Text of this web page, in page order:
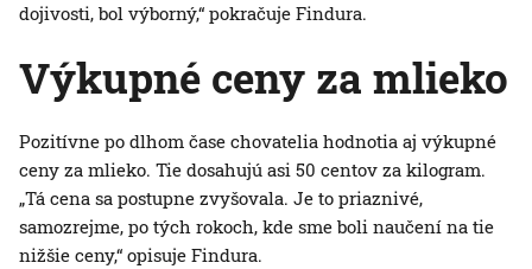
dojivosti, bol výborný,“ pokračuje Findura.
Výkupné ceny za mlieko
Pozitívne po dlhom čase chovatelia hodnotia aj výkupné
ceny za mlieko. Tie dosahujú asi 50 centov za kilogram.
„Tá cena sa postupne zvyšovala. Je to priaznivé,
samozrejme, po tých rokoch, kde sme boli naučení na tie
nižšie ceny,“ opisuje Findura.